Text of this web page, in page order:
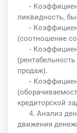
-
ликвидность,
-
(соотношение
-
продаж).
-
кредиторской
4. Анализ
движения